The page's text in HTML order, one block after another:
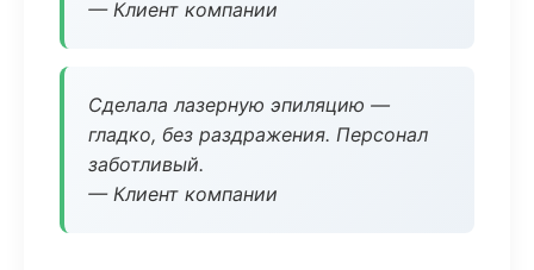
— Клиент компании
Сделала лазерную эпиляцию —
гладко, без раздражения. Персонал
заботливый.
— Клиент компании